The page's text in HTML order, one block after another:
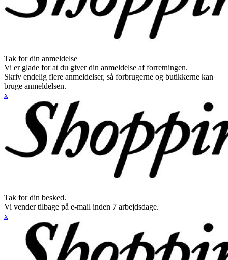
Tak for din anmeldelse
Vi er glade for at du giver din anmeldelse af forretningen.
Skriv endelig flere anmeldelser, så forbrugerne og butikkerne kan
bruge anmeldelsen.
x
Tak for din besked.
Vi vender tilbage på e-mail inden 7 arbejdsdage.
x